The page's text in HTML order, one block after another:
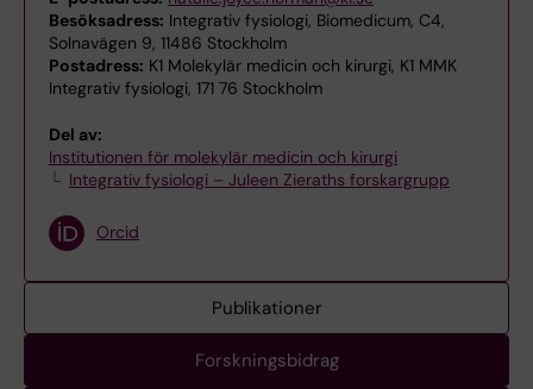
Besöksadress: Integrativ fysiologi, Biomedicum, C4,
Solnavägen 9, 11486 Stockholm
Postadress: K1 Molekylär medicin och kirurgi, K1 MMK
Integrativ fysiologi, 171 76 Stockholm
Del av:
Institutionen för molekylär medicin och kirurgi
Integrativ fysiologi – Juleen Zieraths forskargrupp
Orcid
Publikationer
Forskningsbidrag